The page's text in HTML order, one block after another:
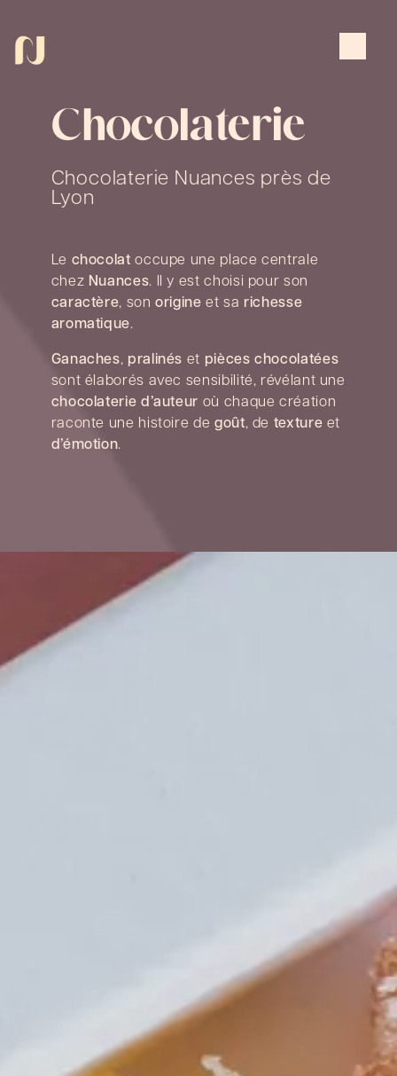
Chocolaterie
Chocolaterie Nuances près de
Lyon
Le chocolatoccupe une place centrale
chez Nuances. Il y est choisi pour son
caractère, sonorigineet sa richesse
aromatique.
Ganaches, pralinés et pièces chocolatées
sont élaborés avec sensibilité, révélant une
chocolaterie d’auteur où chaque création
raconte une histoire de goût, de texture et
d’émotion.